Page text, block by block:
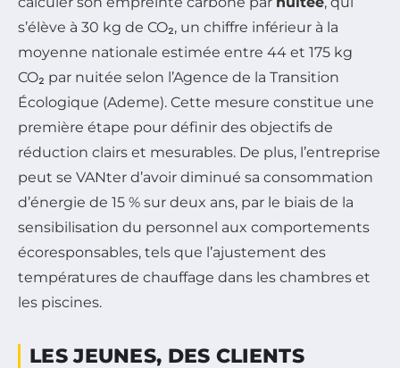
s’élève à 30 kg de CO₂, un chiffre inférieur à la
moyenne nationale estimée entre 44 et 175 kg
CO₂ par nuitée selon l’Agence de la Transition
Écologique (Ademe). Cette mesure constitue une
première étape pour définir des objectifs de
réduction clairs et mesurables. De plus, l’entreprise
peut se VANter d’avoir diminué sa consommation
d’énergie de 15 % sur deux ans, par le biais de la
sensibilisation du personnel aux comportements
écoresponsables, tels que l’ajustement des
températures de chauffage dans les chambres et
les piscines.
LES JEUNES, DES CLIENTS